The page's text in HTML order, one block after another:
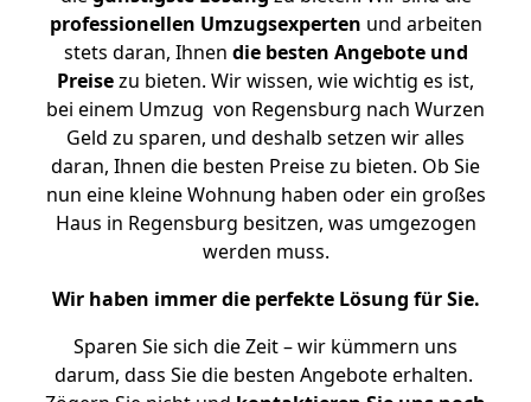
professionellen Umzugsexperten und arbeiten
stets daran, Ihnen die besten Angebote und
Preisezu bieten. Wir wissen, wie wichtig es ist,
bei einem Umzug von Regensburg nach Wurzen
Geld zu sparen, und deshalb setzen wir alles
daran, Ihnen die besten Preise zu bieten. Ob Sie
nun eine kleine Wohnung haben oder ein großes
Haus in Regensburg besitzen, was umgezogen
werden muss.
Wir haben immer die perfekte Lösung für Sie.
Sparen Sie sich die Zeit – wir kümmern uns
darum, dass Sie die besten Angebote erhalten.